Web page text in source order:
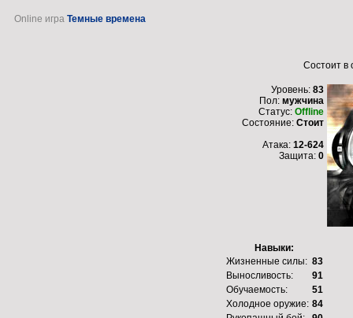
Online игра Темные времена
Состоит в
Уровень: 83
Пол: мужчина
Статус: Offline
Состояние: Стоит
Атака: 12-624
Защита: 0
Навыки:
Жизненные силы: 83
Выносливость:
91
Обучаемость:
51
Холодное оружие: 84